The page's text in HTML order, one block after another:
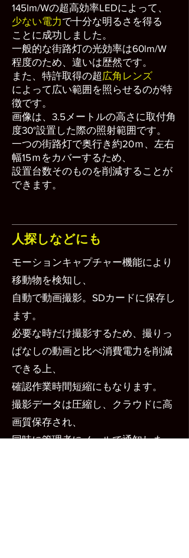
145lm/Wの超高効率LEDによって、
少ない電力で十分な明るさを得る
ことに成功しました。
一般的な街路灯の光効率は60lm/W
程度のため、違いは歴然です。
また、特許取得の超 広角レンズ
によって広い範囲を照らせるのが特
徴です。
画像は、3.5メートルの高さに取付角
度30°設置した際の照射範囲です。
一つの街路灯で奥行き約20ｍ、左右
幅15ｍをカバーするため、
設置台数そのものを削減することが
できます。
​人探しなどにも
モーションキャプチャー機能により
移動物を検知し、
自動で動画撮影。SDカードに保存し
ます。
必要な時だけ撮影するため、撮りっ
ぱなしの動画と比べ消費電力を削減
できる上、
確認作業時間短縮にもなります。
撮影データは圧縮し、クラウドに高
画質保存され、
同時に管理者にメールで通知しま